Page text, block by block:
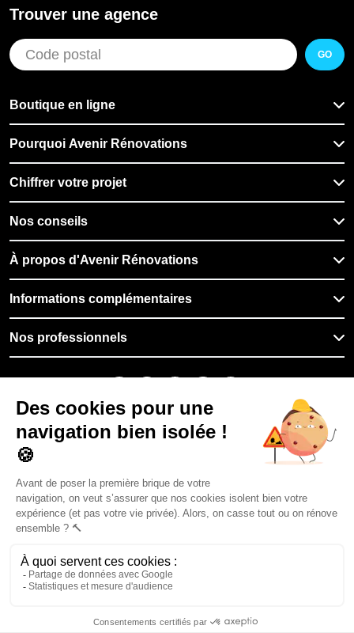
Trouver une agence
GO
Boutique en ligne
Pourquoi Avenir Rénovations
Chiffrer votre projet
Nos conseils
À propos d'Avenir Rénovations
Informations complémentaires
Nos professionnels
Filiale du groupe At Home